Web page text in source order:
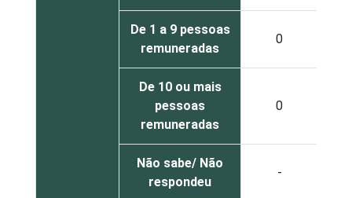
De 1 a 9 pessoas
remuneradas
0
De 10 ou mais
pessoas
remuneradas
0
Não sabe/ Não
respondeu
-